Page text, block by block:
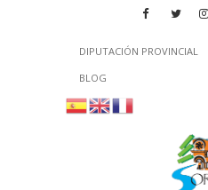
DIPUTACIÓN PROVINCIAL
BLOG